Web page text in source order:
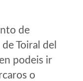
de
Toiral del
podeis ir
o